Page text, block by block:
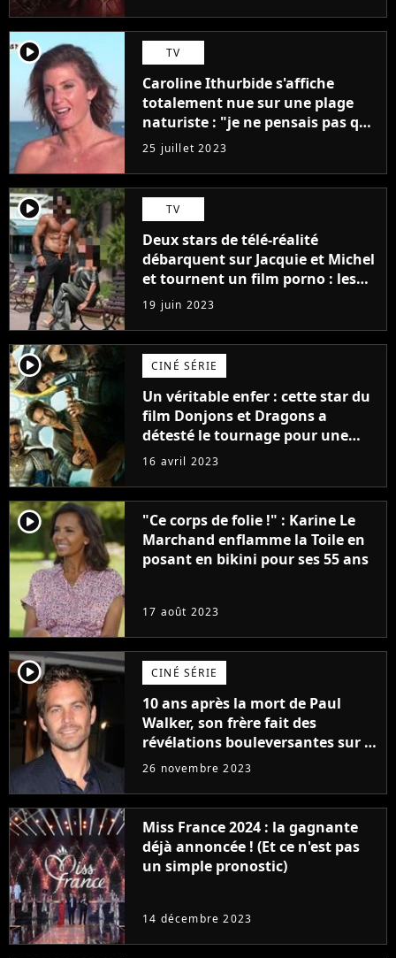
player2 TV
Caroline Ithurbide s'affiche
totalement nue sur une plage
naturiste : "je ne pensais pas que
j'arriverais à le faire..."
25 juillet 2023
player2 TV
Deux stars de télé-réalité
débarquent sur Jacquie et Michel
et tournent un film porno : les
premières images du tournage
(exclu)
19 juin 2023
player2 CINÉ SÉRIE
Un véritable enfer : cette star du
film Donjons et Dragons a
détesté le tournage pour une
raison très spéciale
16 avril 2023
player2
"Ce corps de folie !" : Karine Le
Marchand enflamme la Toile en
posant en bikini pour ses 55 ans
17 août 2023
player2 CINÉ SÉRIE
10 ans après la mort de Paul
Walker, son frère fait des
révélations bouleversantes sur la
réaction des acteurs de Fast and
26 novembre 2023
Miss France 2024 : la gagnante
déjà annoncée ! (Et ce n'est pas
un simple pronostic)
14 décembre 2023